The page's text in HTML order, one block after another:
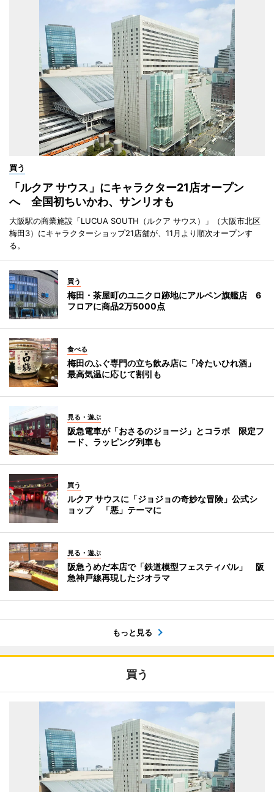
買う
「ルクア サウス」にキャラクター21店オープン
へ 全国初ちいかわ、サンリオも
大阪駅の商業施設「LUCUA SOUTH（ルクア サウス）」（大阪市北区
梅田3）にキャラクターショップ21店舗が、11月より順次オープンす
る。
買う
梅田・茶屋町のユニクロ跡地にアルペン旗艦店 6
フロアに商品2万5000点
食べる
梅田のふぐ専門の立ち飲み店に「冷たいひれ酒」
最高気温に応じて割引も
見る・遊ぶ
阪急電車が「おさるのジョージ」とコラボ 限定フ
ード、ラッピング列車も
買う
ルクア サウスに「ジョジョの奇妙な冒険」公式シ
ョップ 「悪」テーマに
見る・遊ぶ
阪急うめだ本店で「鉄道模型フェスティバル」 阪
急神戸線再現したジオラマ
もっと見る
買う